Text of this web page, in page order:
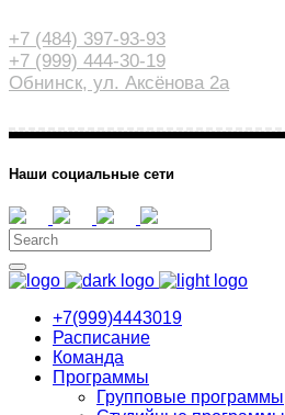
+7 (484) 397-93-93
+7 (999) 444-30-19
Обнинск, ул. Аксёнова 2а
Наши социальные сети
+7(999)4443019
Расписание
Команда
Программы
Групповые программы